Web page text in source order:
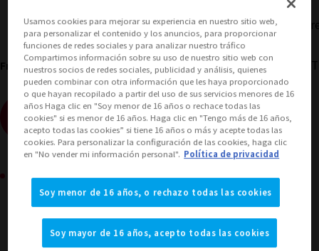
lanzamiento
inicial:
de 2021
From DRAGON BALL GT
Ver el sitio de ventas(Abrir ventana modal)
Área de compra de productos
JAPÓN
(Abrir ventana modal) ASIA
(Abrir ventana modal) EE.UU
(Abrir ventana modal)
EMEA
(Abrir ventana modal) LATAM
(Abrir ventana modal)
Usamos cookies para mejorar su experiencia en nuestro sitio web,
para personalizar el contenido y los anuncios, para proporcionar
funciones de redes sociales y para analizar nuestro tráfico
Compartimos información sobre su uso de nuestro sitio web con
nuestros socios de redes sociales, publicidad y análisis, quienes
pueden combinar con otra información que les haya proporcionado
o que hayan recopilado a partir del uso de sus servicios menores de 16
años Haga clic en "Soy menor de 16 años o rechace todas las
cookies" si es menor de 16 años. Haga clic en "Tengo más de 16 años,
acepto todas las cookies” si tiene 16 años o más y acepte todas las
cookies. Para personalizar la configuración de las cookies, haga clic
en "No vender mi información personal". Política de privacidad
Soy menor de 16 años, o rechazo todas las cookies
Soy mayor de 16 años, acepto todas las cookies